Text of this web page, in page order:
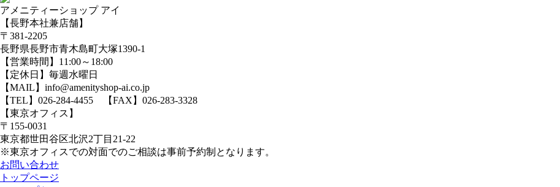
アメニティーショップ アイ
【長野本社兼店舗】
〒381-2205
長野県長野市青木島町大塚1390-1
【営業時間】11:00～18:00
【定休日】毎週水曜日
【MAIL】info@amenityshop-ai.co.jp
【TEL】 026-284-4455 【FAX】026-283-3328
【東京オフィス】
〒155-0031
東京都世田谷区北沢2丁目21-22
※東京オフィスでの対面でのご相談は事前予約制となります。
お問い合わせ
トップページ